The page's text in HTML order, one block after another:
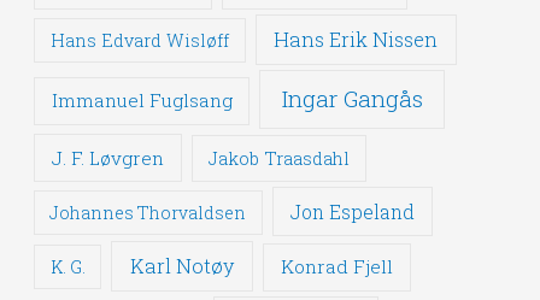
Hans Edvard Wisløff Hans Erik Nissen
Immanuel Fuglsang Ingar Gangås
J. F. Løvgren Jakob Traasdahl
Johannes Thorvaldsen Jon Espeland
K. G. Karl Notøy Konrad Fjell